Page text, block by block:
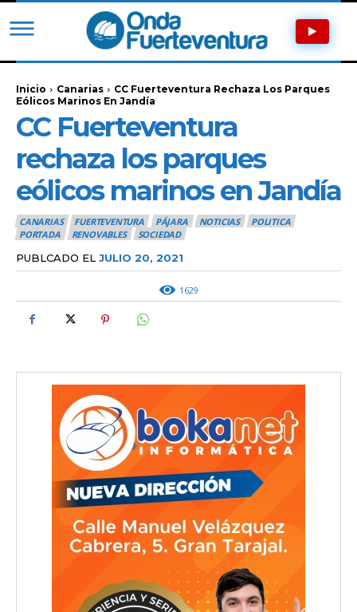
Inicio Canarias
CC Fuerteventura Rechaza Los Parques
Eólicos Marinos En Jandía
CC Fuerteventura
rechaza los parques
eólicos marinos en Jandía
CANARIAS FUERTEVENTURA PÁJARA NOTICIAS
POLITICA
PORTADA
RENOVABLES SOCIEDAD
PUBLCADO EL JULIO 20, 2021
1629